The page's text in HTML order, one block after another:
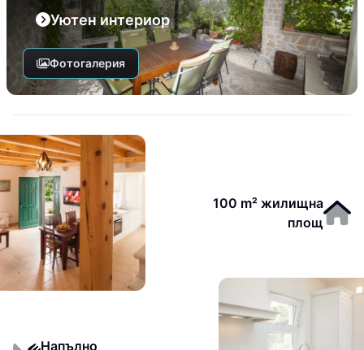
Уютен интериор
Фотогалерия
100 m² жилищна
площ
Напълно